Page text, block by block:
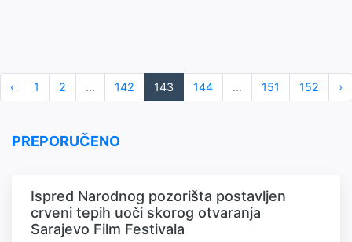
‹ 1 2 ... 142 143 144 ... 151 152 ›
PREPORUČENO
Ispred Narodnog pozorišta postavljen
crveni tepih uoči skorog otvaranja
Sarajevo Film Festivala